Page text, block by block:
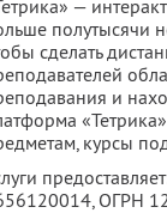
—
полутысячи
сделать
и
курсы
, ОГРН